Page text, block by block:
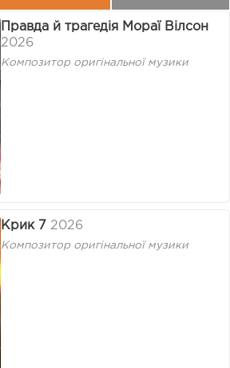
Правда й трагедія Мораї Вілсон
2026
Композитор оригінальної музики
Крик 7 2026
Композитор оригінальної музики